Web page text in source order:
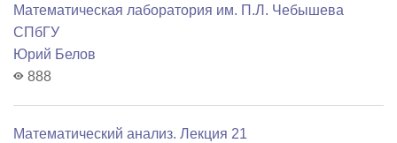
Математичеcкая лаборатория им. П.Л. Чебышева
СПбГУ
Юрий Белов
888
Математический анализ. Лекция 21